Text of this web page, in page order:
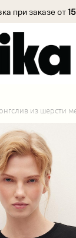
при заказе от
из шерсти